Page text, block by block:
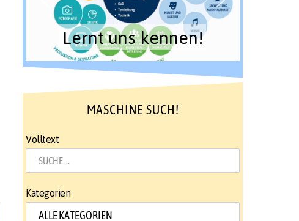
Lernt uns kennen!
MASCHINE SUCH!
Volltext
Kategorien